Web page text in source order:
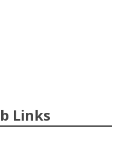
Links